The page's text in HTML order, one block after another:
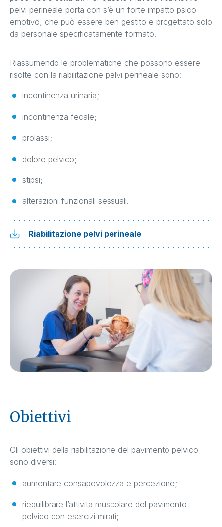
pelvi perineale porta con s’è un forte impatto psico
emotivo, che può essere ben gestito e progettato solo
da personale specificatamente formato.
Riassumendo le problematiche che possono essere
risolte con la riabilitazione pelvi perineale sono:
incontinenza urinaria;
incontinenza fecale;
prolassi;
dolore pelvico;
stipsi;
alterazioni funzionali sessuali.
Riabilitazione pelvi perineale
Obiettivi
Gli obiettivi della riabilitazione del pavimento pelvico
sono diversi:
aumentare consapevolezza e percezione;
riequilibrare l’attivita muscolare del pavimento
pelvico con esercizi mirati;